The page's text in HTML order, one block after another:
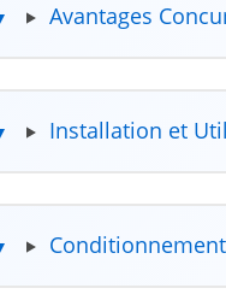
Avantages
Installation et
Conditionnement